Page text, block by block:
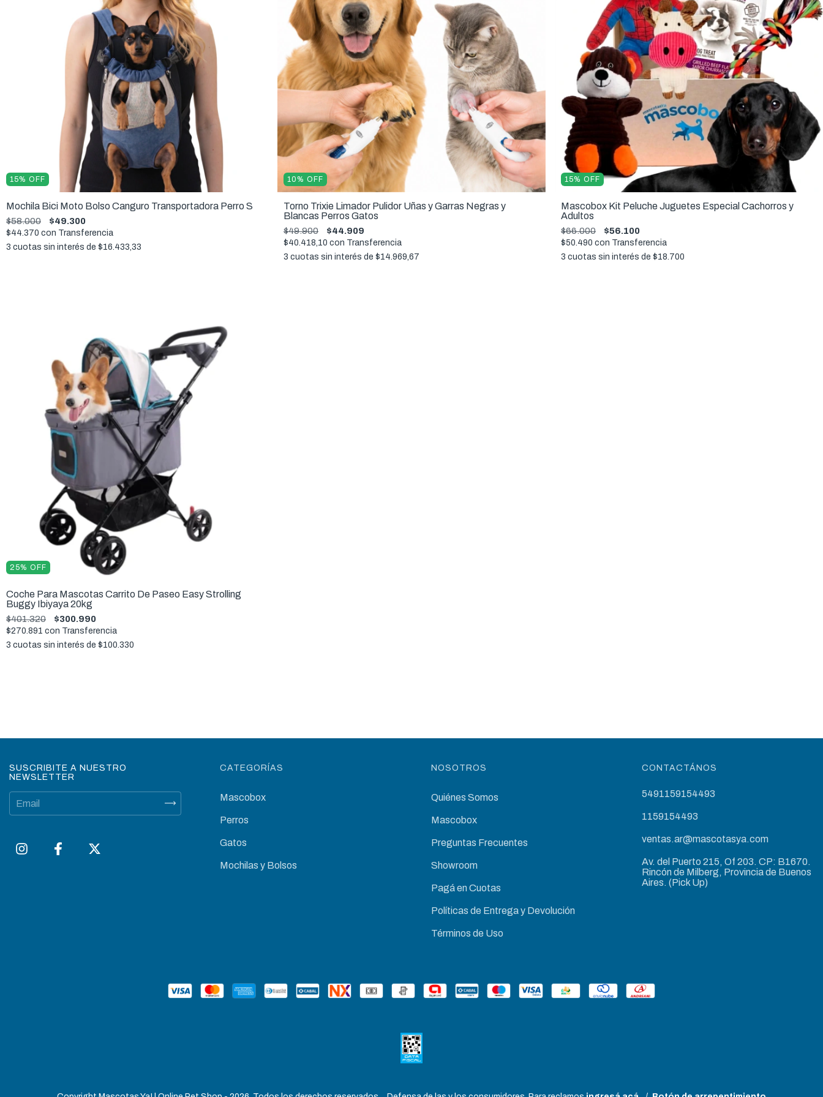
15% OFF
Mochila Bici Moto Bolso Canguro Transportadora Perro S
$58.000 $49.300
$44.370 con Transferencia
3 cuotas sin interés de $16.433,33
10% OFF
Torno Trixie Limador Pulidor Uñas y Garras Negras y
Blancas Perros Gatos
$49.900 $44.909
$40.418,10 con Transferencia
3 cuotas sin interés de $14.969,67
15% OFF
Mascobox Kit Peluche Juguetes Especial Cachorros y
Adultos
$66.000 $56.100
$50.490 con Transferencia
3 cuotas sin interés de $18.700
25% OFF
Coche Para Mascotas Carrito De Paseo Easy Strolling
Buggy Ibiyaya 20kg
$401.320 $300.990
$270.891 con Transferencia
3 cuotas sin interés de $100.330
SUSCRIBITE A NUESTRO
NEWSLETTER
CATEGORÍAS
Mascobox
Perros
Gatos
Mochilas y Bolsos
NOSOTROS
Quiénes Somos
Mascobox
Preguntas Frecuentes
Showroom
Pagá en Cuotas
Políticas de Entrega y Devolución
Términos de Uso
CONTACTÁNOS
5491159154493
1159154493
ventas.ar@mascotasya.com
Av. del Puerto 215, Of 203. CP: B1670.
Rincón de Milberg, Provincia de Buenos
Aires. (Pick Up)